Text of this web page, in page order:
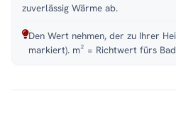
zuverlässig Wärme ab.
Den Wert nehmen, der zu Ihrer
markiert). m² = Richtwert fürs